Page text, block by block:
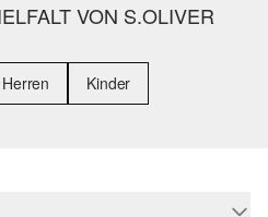
VON S.OLIVER
Herren Kinder